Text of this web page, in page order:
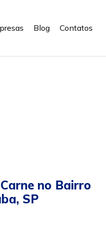
Blog Contatos
no Bairro
SP